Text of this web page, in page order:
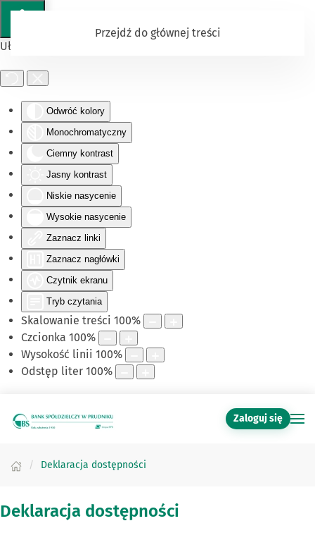
Ułatwienia dostępu
Odwróć kolory
Monochromatyczny
Ciemny kontrast
Jasny kontrast
Niskie nasycenie
Wysokie nasycenie
Zaznacz linki
Zaznacz nagłówki
Czytnik ekranu
Tryb czytania
Skalowanie treści 100%
Czcionka 100%
Wysokość linii 100%
Odstęp liter 100%
Przejdź do głównej treści
Zaloguj się
Deklaracja dostępności
Deklaracja dostępności